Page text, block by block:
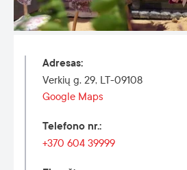
Adresas:
Verkių g. 29, LT-09108
Google Maps
Telefono nr.:
+370 604 39999